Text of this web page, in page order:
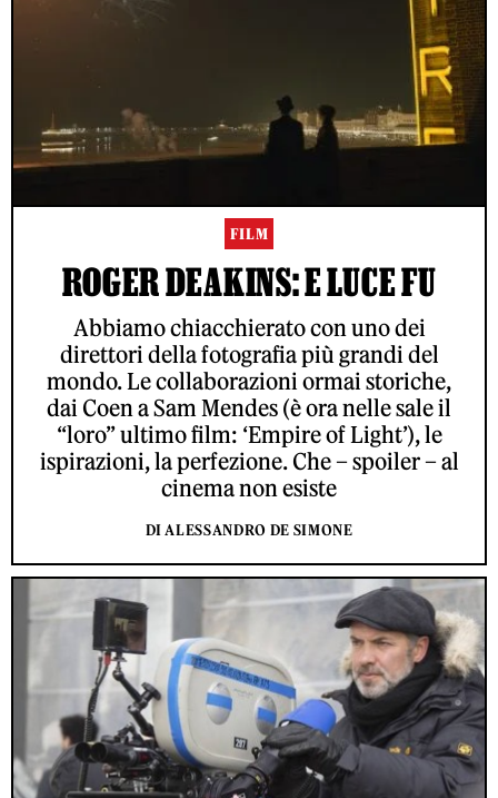
FILM
ROGER DEAKINS: E LUCE FU
Abbiamo chiacchierato con uno dei
direttori della fotografia più grandi del
mondo. Le collaborazioni ormai storiche,
dai Coen a Sam Mendes (è ora nelle sale il
“loro” ultimo film: ‘Empire of Light’), le
ispirazioni, la perfezione. Che – spoiler – al
cinema non esiste
DI ALESSANDRO DE SIMONE